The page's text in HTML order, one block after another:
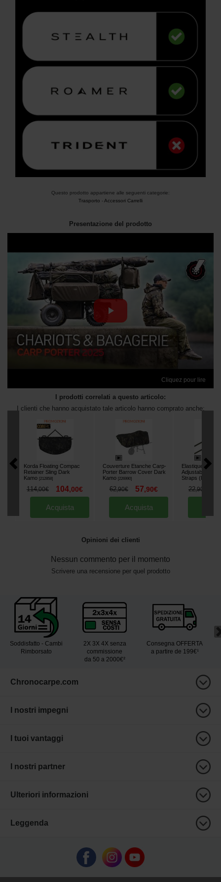
Questo prodotto appartiene alle seguenti categorie:
Trasporto -Accessori Carrelli
Presentazione del prodotto
Cliquez pour lire
I prodotti correlati a questo articolo:
I clienti che hanno acquistato tale articolo hanno comprato anche:
Korda Floating Compac
Retainer Sling Dark
Kamo
212858]
114,00€ 104,00€
Acquista
Couverture Etanche Carp-
Porter Barrow Cover Dark
Kamo
226990]
62,90€ 57,90€
Acquista
Elastique Carp-
Adjustable
Straps (la paire)
22,90
Opinioni dei clienti
Nessun commento per il momento
Scrivere una recensione per quel prodotto
Soddisfatto - Cambi
Rimborsato
2X 3X 4X senza
commissione
da 50 a 2000€²
Consegna OFFERTA
a partire de 199€¹
Chronocarpe.com
I nostri impegni
I tuoi vantaggi
I nostri partner
Ulteriori informazioni
Leggenda